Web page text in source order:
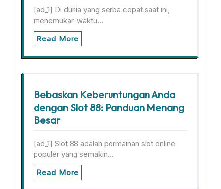
[ad_1] Di dunia yang serba cepat saat ini,
menemukan waktu…
Read More
Bebaskan Keberuntungan Anda
dengan Slot 88: Panduan Menang
Besar
[ad_1] Slot 88 adalah permainan slot online
populer yang semakin…
Read More